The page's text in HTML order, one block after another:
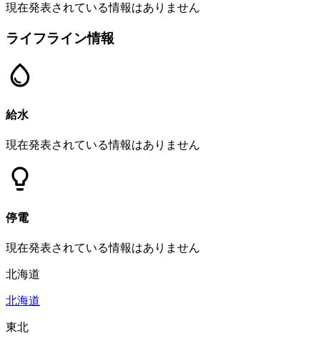
現在発表されている情報はありません
ライフライン情報
給水
現在発表されている情報はありません
停電
現在発表されている情報はありません
北海道
北海道
東北